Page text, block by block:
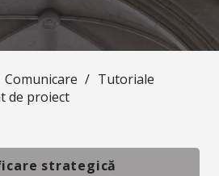
Comunicare / Tutoriale
de proiect
strategică